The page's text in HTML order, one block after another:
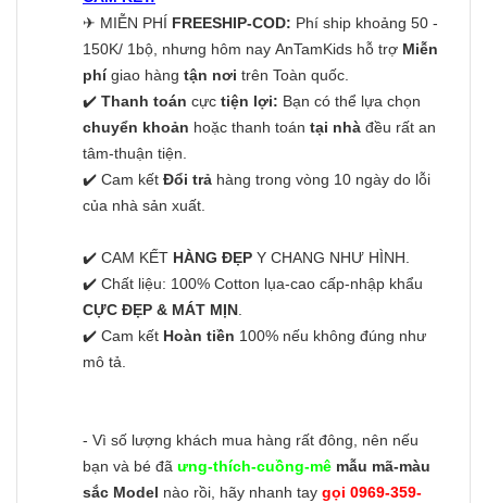
✈ MIỄN PHÍ FREESHIP-COD: Phí ship khoảng 50 -
150K/ 1bộ, nhưng hôm nay AnTamKids hỗ trợ Miễn
phígiao hàng tận nơi trên Toàn quốc.
✔️ Thanh toán cực tiện lợi: Bạn có thể lựa chọn
chuyển khoản hoặc thanh toán tại nhà đều rất an
tâm-thuận tiện.
✔️ Cam kết Đổi trả hàng trong vòng 10 ngày do lỗi
của nhà sản xuất.
✔️ CAM KẾT HÀNG ĐẸP Y CHANG NHƯ HÌNH.
✔️ Chất liệu: 100% Cotton lụa-cao cấp-nhập khẩu
CỰC ĐẸP & MÁT MỊN
✔️ Cam kết Hoàn tiền 100% nếu không đúng như
mô tả.
- Vì số lượng khách mua hàng rất đông, nên nếu
bạn và bé đã ưng-thích-cuồng-mê mẫu mã-màu
sắc Model nào rồi, hãy nhanh tay gọi 0969-359-